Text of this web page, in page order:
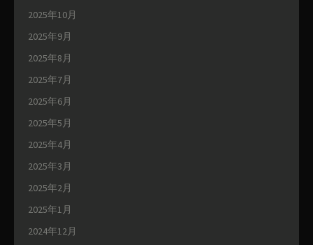
2025年10月
2025年9月
2025年8月
2025年7月
2025年6月
2025年5月
2025年4月
2025年3月
2025年2月
2025年1月
2024年12月